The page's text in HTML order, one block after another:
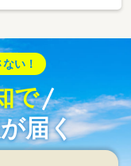
い！
で
届く